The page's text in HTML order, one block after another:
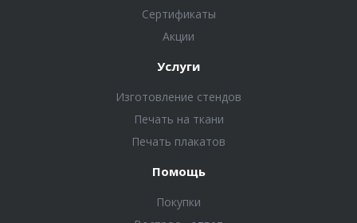
Сертификаты
Акции
Услуги
Изготовление стендов
Печать на ткани
Печать плакатов
Помощь
Покупки